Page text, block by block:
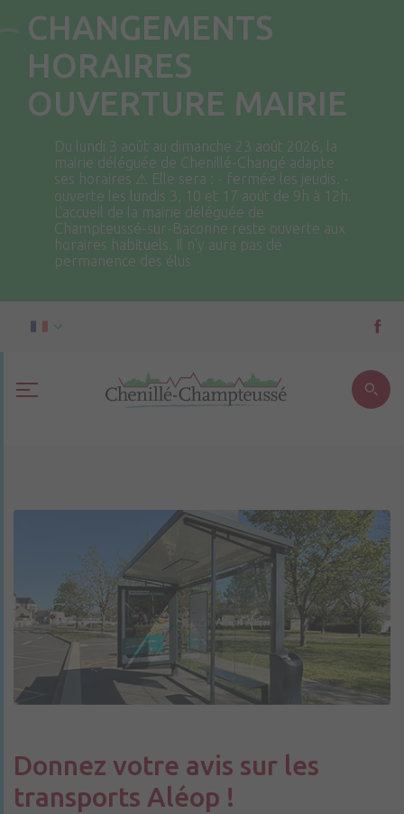
CHANGEMENTS
HORAIRES
OUVERTURE MAIRIE
Du lundi 3 août au dimanche 23 août 2026, la
mairie déléguée de Chenillé-Changé adapte
ses horaires ⚠ Elle sera : - fermée les jeudis. -
ouverte les lundis 3, 10 et 17 août de 9h à 12h.
L'accueil de la mairie déléguée de
Champteussé-sur-Baconne reste ouverte aux
horaires habituels. Il n'y aura pas de
permanence des élus
Donnez votre avis sur les
transports Aléop !